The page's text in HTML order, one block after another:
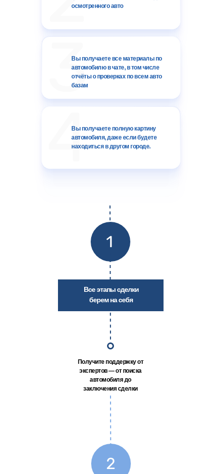
осмотренного авто
Вы получаете все материалы по
автомобилю в чате, в том числе
отчёты о проверках по всем авто
базам
Вы получаете полную картину
автомобиля, даже если будете
находиться в другом городе.
Все этапы сделки
берем на себя
Получите поддержку от
экспертов — от поиска
автомобиля до
заключения сделки